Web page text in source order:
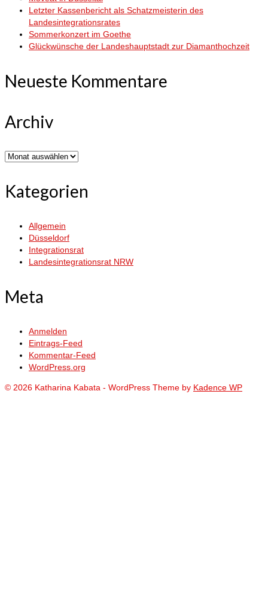
Letzter Kassenbericht als Schatzmeisterin des
Landesintegrationsrates
Sommerkonzert im Goethe
Glückwünsche der Landeshauptstadt zur Diamanthochzeit
Neueste Kommentare
Archiv
Archiv
Kategorien
Allgemein
Düsseldorf
Integrationsrat
Landesintegrationsrat NRW
Meta
Anmelden
Eintrags-Feed
Kommentar-Feed
WordPress.org
© 2026 Katharina Kabata - WordPress Theme by Kadence WP